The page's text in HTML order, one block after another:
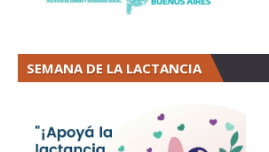
SEMANA DE LA LACTANCIA